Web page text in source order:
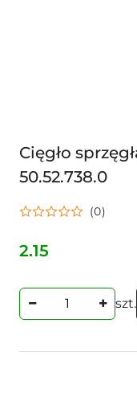
Cięgło
50.52.738.0
(0)
Cena:
2.15
szt.